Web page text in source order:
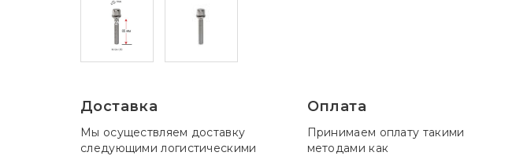
Доставка
Мы осуществляем доставку
следующими логистическими
Оплата
Принимаем оплату такими
методами как